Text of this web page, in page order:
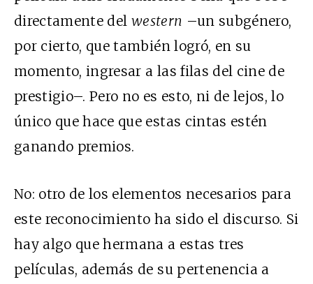
directamente del western –un subgénero,
por cierto, que también logró, en su
momento, ingresar a las filas del cine de
prestigio–. Pero no es esto, ni de lejos, lo
único que hace que estas cintas estén
ganando premios.
No: otro de los elementos necesarios para
este reconocimiento ha sido el discurso. Si
hay algo que hermana a estas tres
películas, además de su pertenencia a